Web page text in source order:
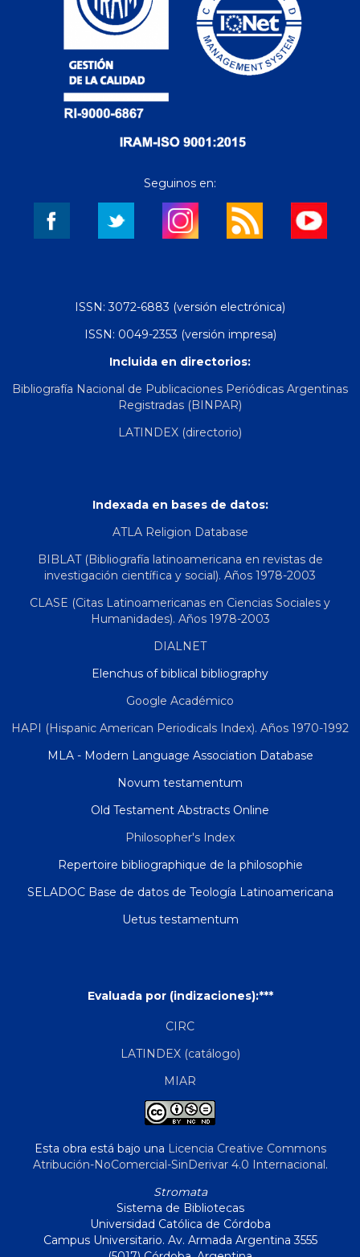
Seguinos en:
ISSN: 3072-6883 (versión electrónica)
ISSN: 0049-2353 (versión impresa)
Incluida en directorios:
Bibliografía Nacional de Publicaciones Periódicas Argentinas
Registradas (BINPAR)
LATINDEX (directorio)
Indexada en bases de datos:
ATLA Religion Database
BIBLAT (Bibliografía latinoamericana en revistas de
investigación científica y social). Años 1978-2003
CLASE (Citas Latinoamericanas en Ciencias Sociales y
Humanidades). Años 1978-2003
DIALNET
Elenchus of biblical bibliography
Google Académico
HAPI (Hispanic American Periodicals Index). Años 1970-1992
MLA - Modern Language Association Database
Novum testamentum
Old Testament Abstracts Online
Philosopher's Index
Repertoire bibliographique de la philosophie
SELADOC Base de datos de Teología Latinoamericana
Uetus testamentum
Evaluada por (indizaciones):***
CIRC
LATINDEX (catálogo)
MIAR
Esta obra está bajo una Licencia Creative Commons
Atribución-NoComercial-SinDerivar 4.0 Internacional.
Stromata
Sistema de Bibliotecas
Universidad Católica de Córdoba
Campus Universitario. Av. Armada Argentina 3555